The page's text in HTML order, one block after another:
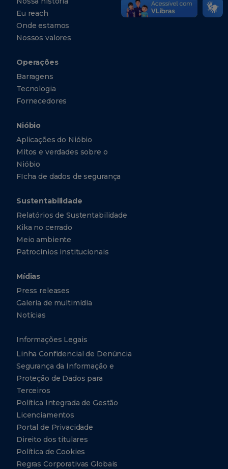
Eu reach
Onde estamos
Nossos valores
Operações
Barragens
Tecnologia
Fornecedores
Nióbio
Aplicações do Nióbio
Mitos e verdades sobre o
Nióbio
FIcha de dados de segurança
Sustentabilidade
Relatórios de Sustentabilidade
Kika no cerrado
Meio ambiente
Patrocínios institucionais
Mídias
Press releases
Galeria de multimídia
Notícias
Informações Legais
Linha Confidencial de Denúncia
Segurança da Informação e
Proteção de Dados para
Terceiros
Política Integrada de Gestão
Licenciamentos
Portal de Privacidade
Direito dos titulares
Política de Cookies
Regras Corporativas Globais